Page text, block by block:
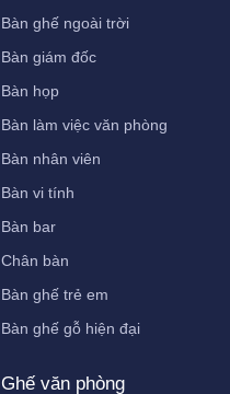
Bàn ghế ngoài trời
Bàn giám đốc
Bàn họp
Bàn làm việc văn phòng
Bàn nhân viên
Bàn vi tính
Bàn bar
Chân bàn
Bàn ghế trẻ em
Bàn ghế gỗ hiện đại
Ghế văn phòng